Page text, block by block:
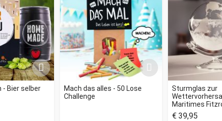
Bier selber
Mach das alles - 50 Lose
Challenge
Sturmglas zur
Maritimes
€ 39,95